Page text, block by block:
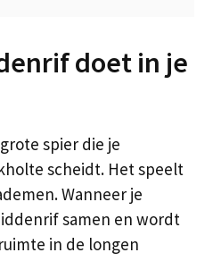
doet in je
spier die je
scheidt. Het speelt
Wanneer je
samen en wordt
in de longen